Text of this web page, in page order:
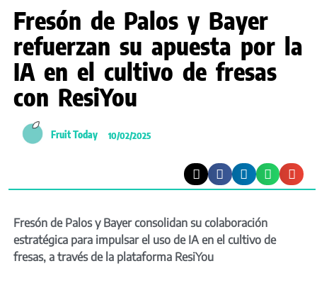
Fresón de Palos y Bayer
refuerzan su apuesta por la
IA en el cultivo de fresas
con ResiYou
Fruit Today 10/02/2025
Fresón de Palos y Bayer consolidan su colaboración
estratégica para impulsar el uso de IA en el cultivo de
fresas, a través de la plataforma ResiYou